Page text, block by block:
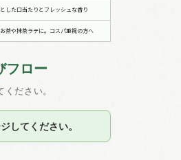
した口当たりとフレッシュな香り
茶や抹茶ラテに。コスパ重視の方へ
フロー
ださい。
してください。